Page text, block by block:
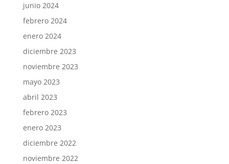
junio 2024
febrero 2024
enero 2024
diciembre 2023
noviembre 2023
mayo 2023
abril 2023
febrero 2023
enero 2023
diciembre 2022
noviembre 2022